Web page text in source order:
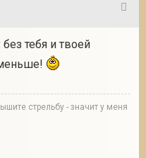
без тебя и твоей
стрельбу - значит у меня